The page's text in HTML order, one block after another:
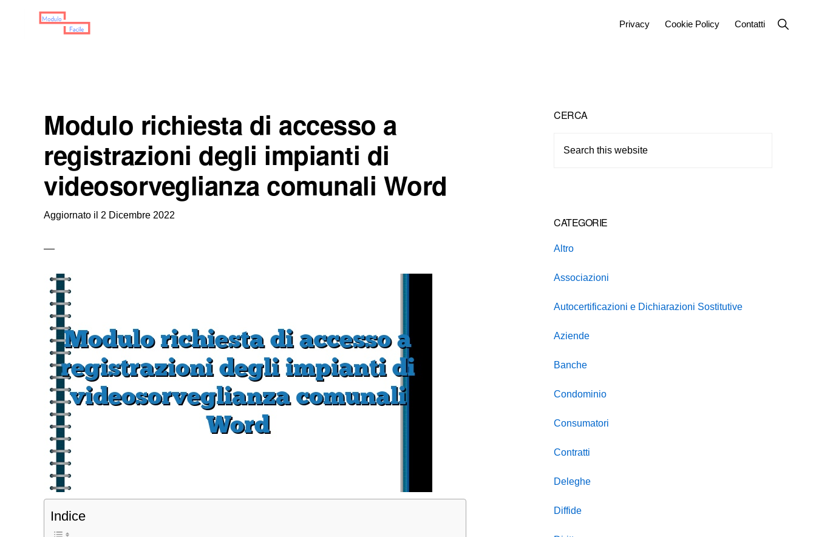
Privacy Cookie Policy Contatti
Show
Search
Modulo richiesta di accesso a
registrazioni degli impianti di
videosorveglianza comunali Word
Aggiornato il 2 Dicembre 2022
Indice
Primary
Sidebar
CERCA
CATEGORIE
Altro
Associazioni
Autocertificazioni e Dichiarazioni Sostitutive
Aziende
Banche
Condominio
Consumatori
Contratti
Deleghe
Diffide